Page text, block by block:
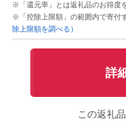
※「還元率」とは返礼品のお得度
※「控除上限額」の範囲内で寄付
除上限額を調べる）
詳
この返礼